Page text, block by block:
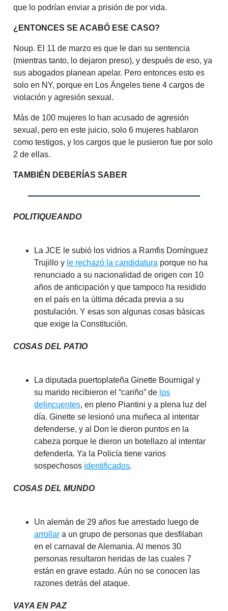
que lo podrían enviar a prisión de por vida.
¿ENTONCES SE ACABÓ ESE CASO?
Noup. El 11 de marzo es que le dan su sentencia
(mientras tanto, lo dejaron preso), y después de eso, ya
sus abogados planean apelar. Pero entonces esto es
solo en NY, porque en Los Ángeles tiene 4 cargos de
violación y agresión sexual.
Más de 100 mujeres lo han acusado de agresión
sexual, pero en este juicio, solo 6 mujeres hablaron
como testigos, y los cargos que le pusieron fue por solo
2 de ellas.
TAMBIÉN DEBERÍAS SABER
POLITIQUEANDO
La JCE le subió los vidrios a Ramfis Domínguez
Trujillo y le rechazó la candidatura porque no ha
renunciado a su nacionalidad de origen con 10
años de anticipación y que tampoco ha residido
en el país en la última década previa a su
postulación. Y esas son algunas cosas básicas
que exige la Constitución.
COSAS DEL PATIO
La diputada puertoplateña Ginette Bournigal y
su marido recibieron el “cariño” de los
delincuentes, en pleno Piantini y a plena luz del
día. Ginette se lesionó una muñeca al intentar
defenderse, y al Don le dieron puntos en la
cabeza porque le dieron un botellazo al intentar
defenderla. Ya la Policía tiene varios
sospechosos identificados.
COSAS DEL MUNDO
Un alemán de 29 años fue arrestado luego de
arrollar a un grupo de personas que desfilaban
en el carnaval de Alemania. Al menos 30
personas resultaron heridas de las cuales 7
están en grave estado. Aún no se conocen las
razones detrás del ataque.
VAYA EN PAZ